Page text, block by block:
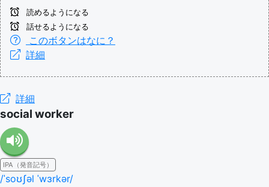
読めるようになる
話せるようになる
このボタンはなに？
詳細
詳細
social worker
IPA（発音記号）
/ˈsoʊʃəl ˈwɜrkər/